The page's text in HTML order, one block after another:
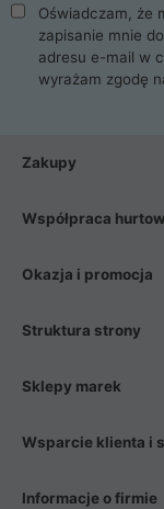
Oświadczam, że
zapisanie mnie
adresu e-mail w
wyrażam zgodę
Zakupy
Współpraca
Okazja i promocja
Struktura strony
Sklepy marek
Wsparcie klienta i
Informacje o firmie